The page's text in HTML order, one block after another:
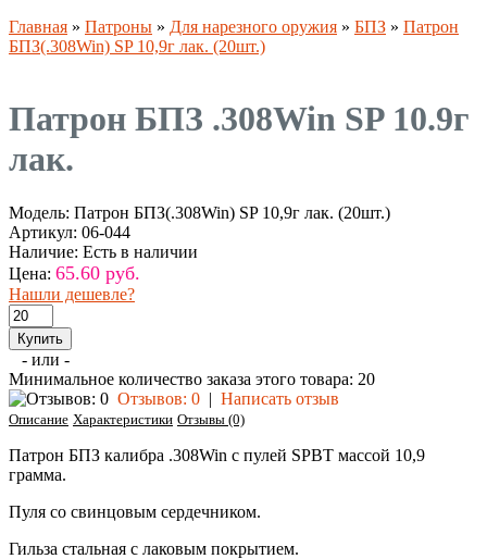
Главная » Патроны » Для нарезного оружия » БПЗ » Патрон
БПЗ(.308Win) SP 10,9г лак. (20шт.)
Патрон БПЗ .308Win SP 10.9г
лак.
Модель: Патрон БПЗ(.308Win) SP 10,9г лак. (20шт.)
Артикул: 06-044
Наличие: Есть в наличии
Цена: 65.60 руб.
Нашли дешевле?
- или -
Минимальное количество заказа этого товара: 20
Отзывов: 0 | Написать отзыв
Описание Характеристики Отзывы (0)
Патрон БПЗ калибра .308Win с пулей SPBT массой 10,9
грамма.
Пуля со свинцовым сердечником.
Гильза стальная с лаковым покрытием.